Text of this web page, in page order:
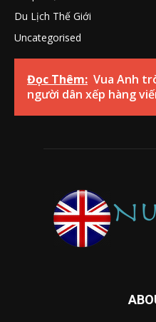
Du Lịch Thế Giới
Uncategorised
Đọc Thêm: Vua Anh
người dân xếp hàng